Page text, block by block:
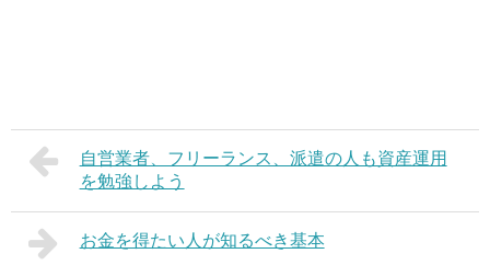
自営業者、フリーランス、派遣の人も資産運用
を勉強しよう
お金を得たい人が知るべき基本